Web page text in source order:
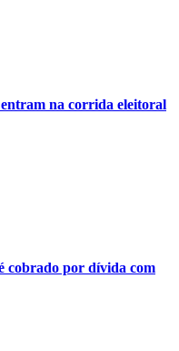
na corrida eleitoral
cobrado por dívida com